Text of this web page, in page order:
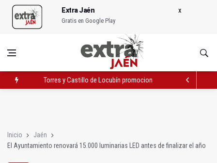
Extra Jaén
Gratis en Google Play
Torres y Castillo de Locubín promocionan sus cerezas en
Inicio
Jaén
El Ayuntamiento renovará 15.000 luminarias LED antes de finalizar el año